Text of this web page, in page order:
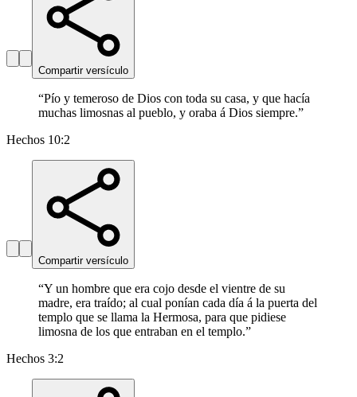
Compartir versículo
“Pío y temeroso de Dios con toda su casa, y que hacía
muchas limosnas al pueblo, y oraba á Dios siempre.”
Hechos 10:2
Compartir versículo
“Y un hombre que era cojo desde el vientre de su
madre, era traído; al cual ponían cada día á la puerta del
templo que se llama la Hermosa, para que pidiese
limosna de los que entraban en el templo.”
Hechos 3:2